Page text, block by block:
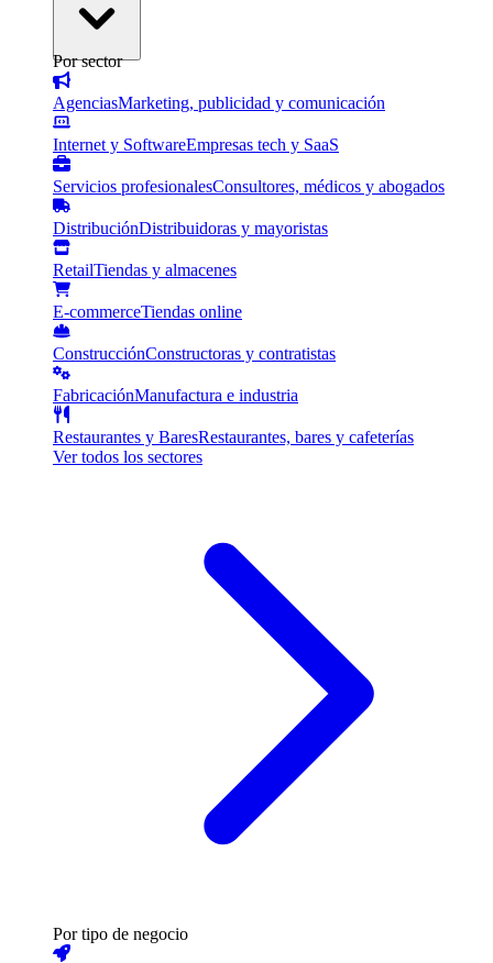
Por sector
AgenciasMarketing, publicidad y comunicación
Internet y SoftwareEmpresas tech y SaaS
Servicios profesionalesConsultores, médicos y abogados
DistribuciónDistribuidoras y mayoristas
RetailTiendas y almacenes
E-commerceTiendas online
ConstrucciónConstructoras y contratistas
FabricaciónManufactura e industria
Restaurantes y BaresRestaurantes, bares y cafeterías
Ver todos los sectores
Por tipo de negocio